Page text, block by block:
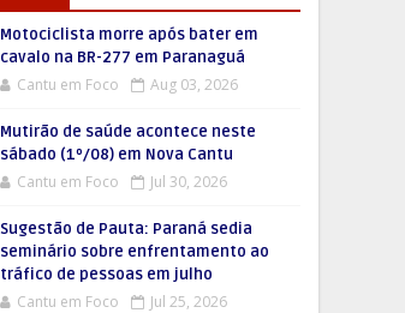
Motociclista morre após bater em
cavalo na BR-277 em Paranaguá
Cantu em Foco Aug 03, 2026
Mutirão de saúde acontece neste
sábado (1º/08) em Nova Cantu
Cantu em Foco Jul 30, 2026
Sugestão de Pauta: Paraná sedia
seminário sobre enfrentamento ao
tráfico de pessoas em julho
Cantu em Foco Jul 25, 2026